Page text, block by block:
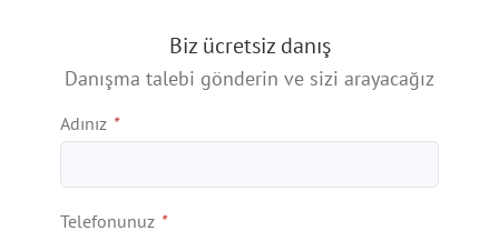
Biz ücretsiz danış
Danışma talebi gönderin ve sizi arayacağız
Adınız *
Telefonunuz *